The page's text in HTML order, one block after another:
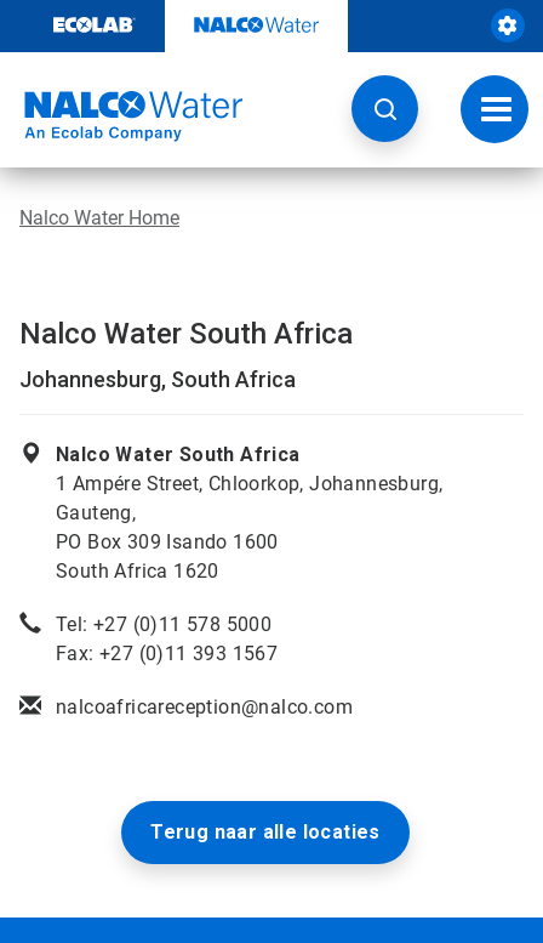
content
Nalco Water Home
Nalco Water South Africa
Johannesburg, South Africa
Nalco Water South Africa
1 Ampére Street, Chloorkop, Johannesburg,
Gauteng,
PO Box 309 Isando 1600
South Africa 1620
Tel: +27 (0)11 578 5000
Fax: +27 (0)11 393 1567
nalcoafricareception@nalco.com
Terug naar alle locaties